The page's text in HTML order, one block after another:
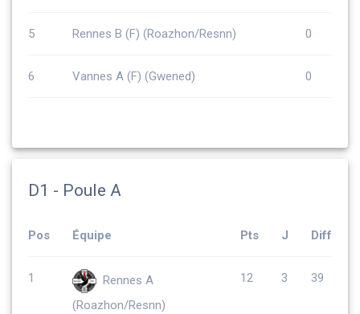
5 Rennes B (F) (Roazhon/Resnn) 0
6 Vannes A (F) (Gwened) 0
D1 - Poule A
Pos Équipe Pts J Diff
1
Rennes A
(Roazhon/Resnn)
12 3 39